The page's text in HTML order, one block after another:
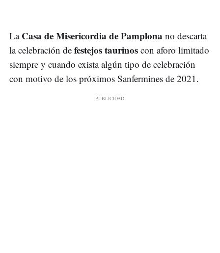
La Casa de Misericordia de Pamplona no descarta
la celebración de festejos taurinos con aforo limitado
siempre y cuando exista algún tipo de celebración
con motivo de los próximos Sanfermines de 2021.